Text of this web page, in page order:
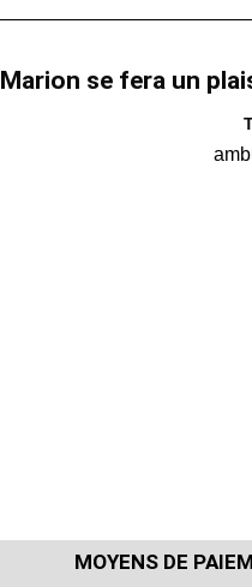
Marion se fera un
MOYENS DE